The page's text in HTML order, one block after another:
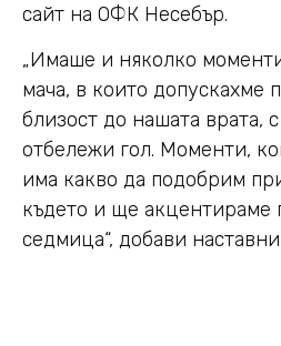
сайт на ОФК Несебър.
„Имаше и няколко
мача, в които допускахме
близост до нашата врата,
отбележи гол. Моменти,
има какво да подобрим
където и ще акцентираме
седмица“, добави